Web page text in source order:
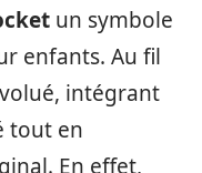
un symbole
enfants. Au fil
intégrant
tout en
En effet,